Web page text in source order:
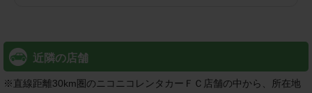
近隣の店舗
※直線距離30km圏のニコニコレンタカーＦＣ店舗の中から、所在地